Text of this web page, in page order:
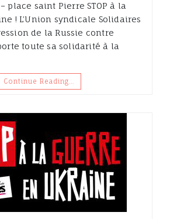
place saint Pierre STOP à la
! L’Union syndicale Solidaires
de la Russie contre
toute sa solidarité à la
Continue Reading…